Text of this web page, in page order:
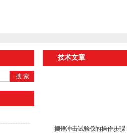
技术文章
摆锤冲击试验仪的操作步骤